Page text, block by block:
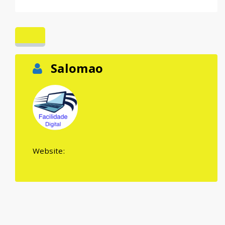
Salomao
Website: